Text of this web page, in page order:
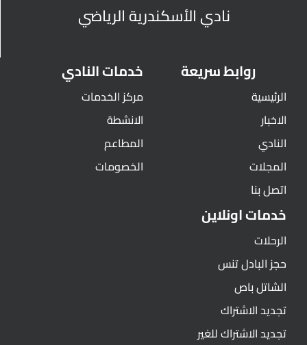
نادي الأسكندرية الرياضي
روابط سريعة
الرئيسية
الاخبار
النادي
المجلات
اتصل بنا
خدمات النادي
مركز الخدمات
الانشطة
المطاعم
الخصومات
خدمات اونلاين
الرحلات
حجز البادل تنس
الشاتل باص
تجديد الاشتراك
تجديد الاشتراك للغير